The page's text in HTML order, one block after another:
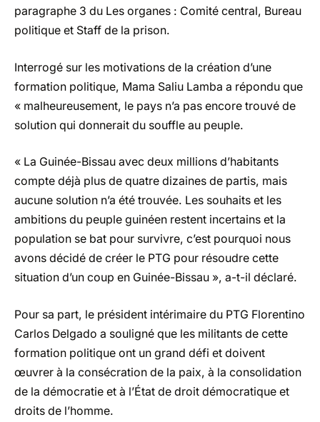
paragraphe 3 du Les organes : Comité central, Bureau
politique et Staff de la prison.
Interrogé sur les motivations de la création d’une
formation politique, Mama Saliu Lamba a répondu que
« malheureusement, le pays n’a pas encore trouvé de
solution qui donnerait du souffle au peuple.
« La Guinée-Bissau avec deux millions d’habitants
compte déjà plus de quatre dizaines de partis, mais
aucune solution n’a été trouvée. Les souhaits et les
ambitions du peuple guinéen restent incertains et la
population se bat pour survivre, c’est pourquoi nous
avons décidé de créer le PTG pour résoudre cette
situation d’un coup en Guinée-Bissau », a-t-il déclaré.
Pour sa part, le président intérimaire du PTG Florentino
Carlos Delgado a souligné que les militants de cette
formation politique ont un grand défi et doivent
œuvrer à la consécration de la paix, à la consolidation
de la démocratie et à l’État de droit démocratique et
droits de l’homme.